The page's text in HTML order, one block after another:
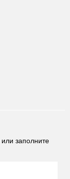
или заполните